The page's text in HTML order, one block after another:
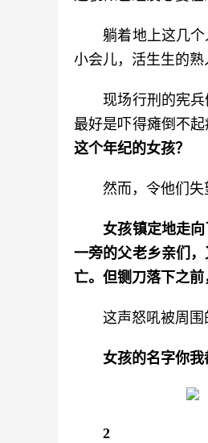
躺着地上这几个
小会儿，活生生的熟
现场行刑的宪兵们
最好是吓得瘫倒不起
这个年纪的女孩？
然而，令他们失
女孩镇定地走
一旁的父老乡亲们
亡。但铡刀落下之
这声怒吼被周围的
女孩的名字你我
2